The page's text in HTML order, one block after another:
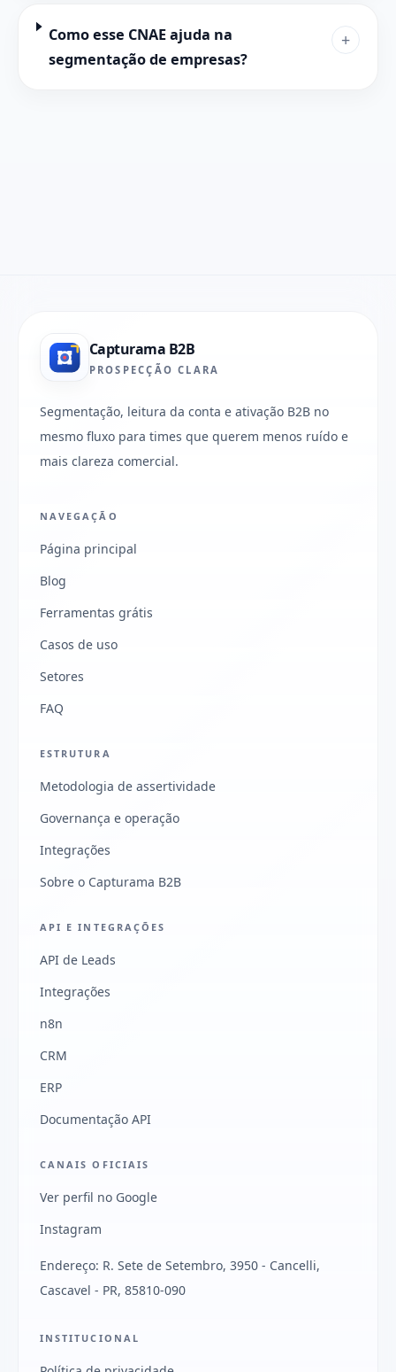
Como esse CNAE ajuda na
segmentação de empresas?
+
Capturama B2B
PROSPECÇÃO CLARA
Segmentação, leitura da conta e ativação B2B no
mesmo fluxo para times que querem menos ruído e
mais clareza comercial.
NAVEGAÇÃO
Página principal
Blog
Ferramentas grátis
Casos de uso
Setores
FAQ
ESTRUTURA
Metodologia de assertividade
Governança e operação
Integrações
Sobre o Capturama B2B
API E INTEGRAÇÕES
API de Leads
Integrações
n8n
CRM
ERP
Documentação API
CANAIS OFICIAIS
Ver perfil no Google
Instagram
Endereço: R. Sete de Setembro, 3950 - Cancelli,
Cascavel - PR, 85810-090
INSTITUCIONAL